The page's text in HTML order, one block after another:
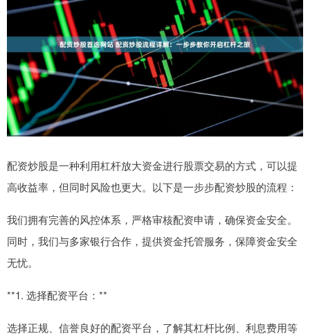
配资炒股是一种利用杠杆放大资金进行股票交易的方式，可以提
高收益率，但同时风险也更大。以下是一步步配资炒股的流程：
我们拥有完善的风控体系，严格审核配资申请，确保资金安全。
同时，我们与多家银行合作，提供资金托管服务，保障资金安全
无忧。
**1. 选择配资平台：**
选择正规、信誉良好的配资平台，了解其杠杆比例、利息费用等